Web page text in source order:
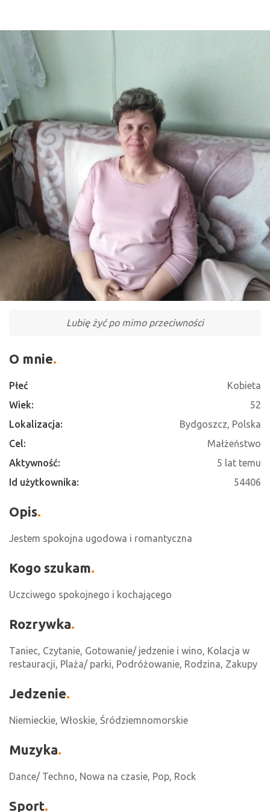
Lubię żyć po mimo przeciwności
O mnie
Płeć
Kobieta
Wiek:
52
Lokalizacja:
Bydgoszcz, Polska
Cel:
Małżeństwo
Aktywność:
5 lat temu
Id użytkownika:
54406
Opis
Jestem spokojna ugodowa i romantyczna
Kogo szukam
Uczciwego spokojnego i kochającego
Rozrywka
Taniec, Czytanie, Gotowanie/ jedzenie i wino, Kolacja w
restauracji, Plaża/ parki, Podróżowanie, Rodzina, Zakupy
Jedzenie
Niemieckie, Włoskie, Śródziemnomorskie
Muzyka
Dance/ Techno, Nowa na czasie, Pop, Rock
Sport